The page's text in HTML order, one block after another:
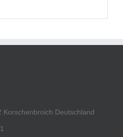
Korschenbroich Deutschland